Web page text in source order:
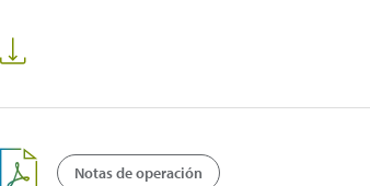
Notas de operación